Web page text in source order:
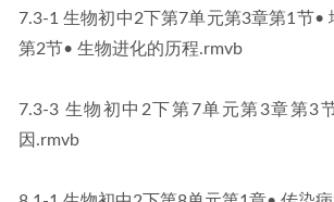
7.3-1 生物初中2下第7单元第3章第1节•
第2节• 生物进化的历程.rmvb
7.3-3 生物初中2下第7单元第3章第3
因.rmvb